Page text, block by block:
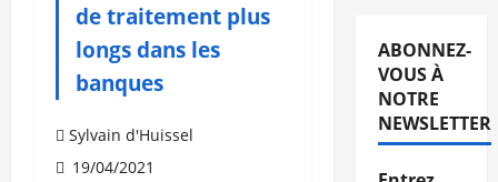
de traitement plus
longs dans les
banques
Sylvain d'Huissel
19/04/2021
ABONNEZ-
VOUS À
NOTRE
NEWSLETTER